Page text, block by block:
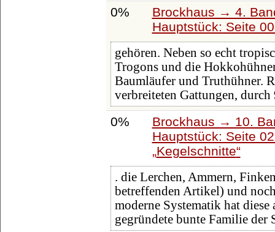
0%
Brockhaus → 4.
Hauptstück: Seite
gehören. Neben so echt
Trogons und die
Baumläufer und Truthühner.
verbreiteten Gattungen, durch
0%
Brockhaus → 10.
Hauptstück: Seite
Kegelschnitte
. die Lerchen, Ammern,
betreffenden Artikel) und
moderne Systematik hat
gegründete bunte Familie der